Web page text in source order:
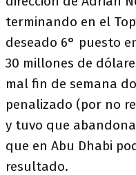
terminando en el
deseado 6° puesto
30 millones de
mal fin de semana
penalizado (por no
y tuvo que
que en Abu Dhabi
resultado.